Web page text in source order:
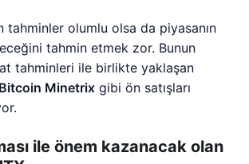
tahminler olumlu olsa da piyasanın
tahmin etmek zor. Bunun
tahminleri ile birlikte yaklaşan
Bitcoin Minetrix gibi ön satışları
ile önem kazanacak olan